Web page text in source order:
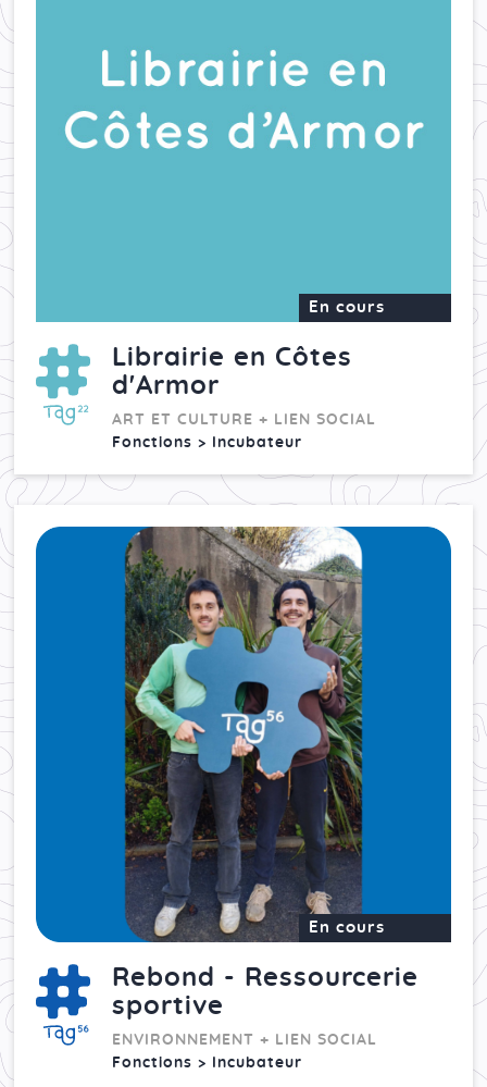
En cours
Librairie en Côtes
d'Armor
ART ET CULTURE + LIEN SOCIAL
Fonctions > Incubateur
En cours
Rebond - Ressourcerie
sportive
ENVIRONNEMENT + LIEN SOCIAL
Fonctions > Incubateur